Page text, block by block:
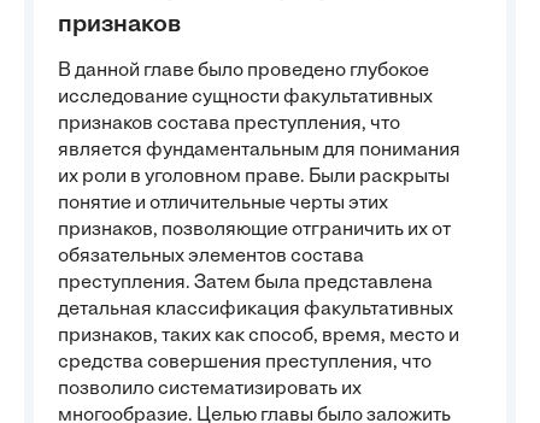
признаков
В данной главе было проведено глубокое
исследование сущности факультативных
признаков состава преступления, что
является фундаментальным для понимания
их роли в уголовном праве. Были раскрыты
понятие и отличительные черты этих
признаков, позволяющие отграничить их от
обязательных элементов состава
преступления. Затем была представлена
детальная классификация факультативных
признаков, таких как способ, время, место и
средства совершения преступления, что
позволило систематизировать их
многообразие. Целью главы было заложить